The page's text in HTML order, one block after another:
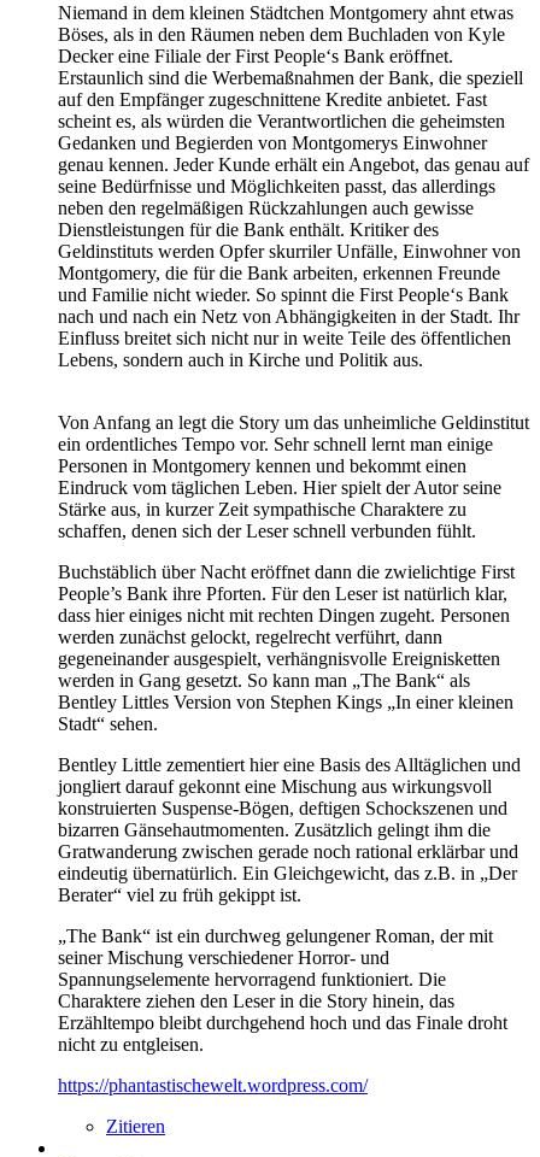
Niemand in dem kleinen Städtchen Montgomery ahnt etwas
Böses, als in den Räumen neben dem Buchladen von Kyle
Decker eine Filiale der First People‘s Bank eröffnet.
Erstaunlich sind die Werbemaßnahmen der Bank, die speziell
auf den Empfänger zugeschnittene Kredite anbietet. Fast
scheint es, als würden die Verantwortlichen die geheimsten
Gedanken und Begierden von Montgomerys Einwohner
genau kennen. Jeder Kunde erhält ein Angebot, das genau auf
seine Bedürfnisse und Möglichkeiten passt, das allerdings
neben den regelmäßigen Rückzahlungen auch gewisse
Dienstleistungen für die Bank enthält. Kritiker des
Geldinstituts werden Opfer skurriler Unfälle, Einwohner von
Montgomery, die für die Bank arbeiten, erkennen Freunde
und Familie nicht wieder. So spinnt die First People‘s Bank
nach und nach ein Netz von Abhängigkeiten in der Stadt. Ihr
Einfluss breitet sich nicht nur in weite Teile des öffentlichen
Lebens, sondern auch in Kirche und Politik aus.
Von Anfang an legt die Story um das unheimliche Geldinstitut
ein ordentliches Tempo vor. Sehr schnell lernt man einige
Personen in Montgomery kennen und bekommt einen
Eindruck vom täglichen Leben. Hier spielt der Autor seine
Stärke aus, in kurzer Zeit sympathische Charaktere zu
schaffen, denen sich der Leser schnell verbunden fühlt.
Buchstäblich über Nacht eröffnet dann die zwielichtige First
People’s Bank ihre Pforten. Für den Leser ist natürlich klar,
dass hier einiges nicht mit rechten Dingen zugeht. Personen
werden zunächst gelockt, regelrecht verführt, dann
gegeneinander ausgespielt, verhängnisvolle Ereignisketten
werden in Gang gesetzt. So kann man „The Bank“ als
Bentley Littles Version von Stephen Kings „In einer kleinen
Stadt“ sehen.
Bentley Little zementiert hier eine Basis des Alltäglichen und
jongliert darauf gekonnt eine Mischung aus wirkungsvoll
konstruierten Suspense-Bögen, deftigen Schockszenen und
bizarren Gänsehautmomenten. Zusätzlich gelingt ihm die
Gratwanderung zwischen gerade noch rational erklärbar und
eindeutig übernatürlich. Ein Gleichgewicht, das z.B. in „Der
Berater“ viel zu früh gekippt ist.
„The Bank“ ist ein durchweg gelungener Roman, der mit
seiner Mischung verschiedener Horror- und
Spannungselemente hervorragend funktioniert. Die
Charaktere ziehen den Leser in die Story hinein, das
Erzähltempo bleibt durchgehend hoch und das Finale droht
nicht zu entgleisen.
https://phantastischewelt.wordpress.com/
Zitieren